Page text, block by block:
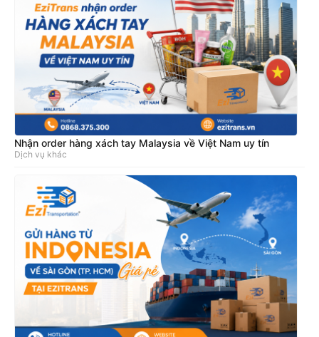
Nhận order hàng xách tay Malaysia về Việt Nam uy tín
Dịch vụ khác